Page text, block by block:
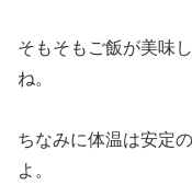
そもそもご飯が美味
ね。
ちなみに体温は安定
よ。